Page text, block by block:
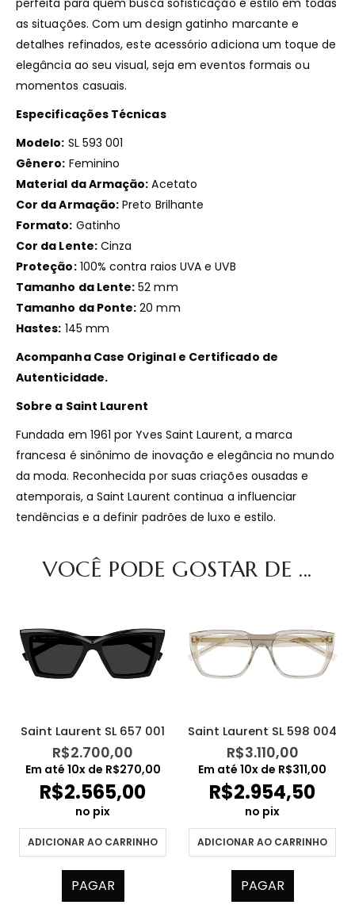
as situações. Com um design gatinho marcante e
detalhes refinados, este acessório adiciona um toque de
elegância ao seu visual, seja em eventos formais ou
momentos casuais.
Especificações Técnicas
Modelo: SL 593 001
Gênero: Feminino
Material da Armação: Acetato
Cor da Armação: Preto Brilhante
Formato: Gatinho
Cor da Lente: Cinza
Proteção: 100% contra raios UVA e UVB
Tamanho da Lente: 52 mm
Tamanho da Ponte: 20 mm
Hastes: 145 mm
Acompanha Case Original e Certificado de
Autenticidade.
Sobre a Saint Laurent
Fundada em 1961 por Yves Saint Laurent, a marca
francesa é sinônimo de inovação e elegância no mundo
da moda. Reconhecida por suas criações ousadas e
atemporais, a Saint Laurent continua a influenciar
tendências e a definir padrões de luxo e estilo.
VOCÊ PODE GOSTAR DE ...
Saint Laurent SL 657 001
R$2.700,00
Em até 10x de R$270,00
R$2.565,00
no pix
ADICIONAR AO CARRINHO
PAGAR
Saint Laurent SL 598 004
R$3.110,00
Em até 10x de R$311,00
R$2.954,50
no pix
ADICIONAR AO CARRINHO
PAGAR